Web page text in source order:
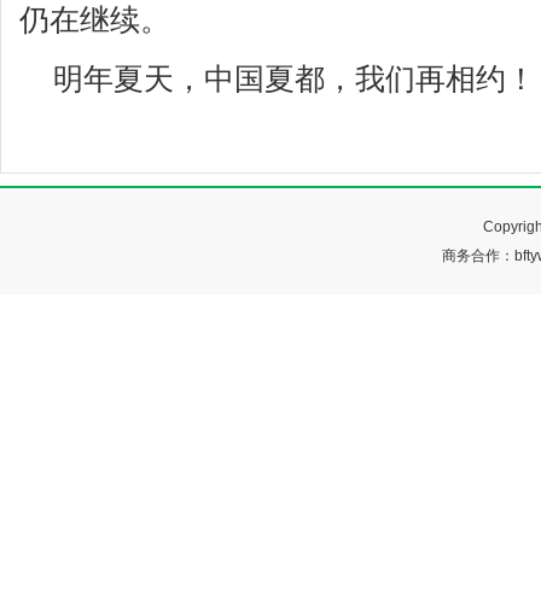
仍在继续。
明年夏天，中国夏都，我们再相约！
商务合作：